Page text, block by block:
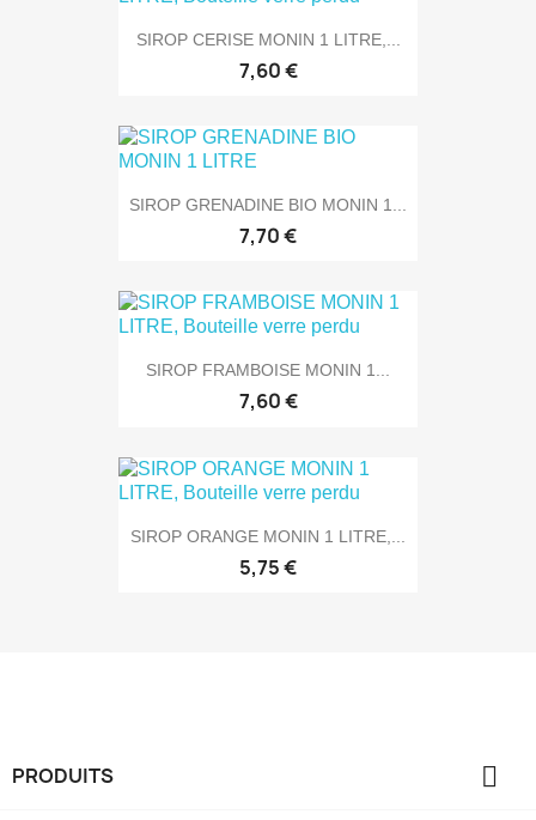
SIROP CERISE MONIN 1 LITRE,...
7,60 €
SIROP GRENADINE BIO MONIN 1...
7,70 €
SIROP FRAMBOISE MONIN 1...
7,60 €
SIROP ORANGE MONIN 1 LITRE,...
5,75 €
PRODUITS 